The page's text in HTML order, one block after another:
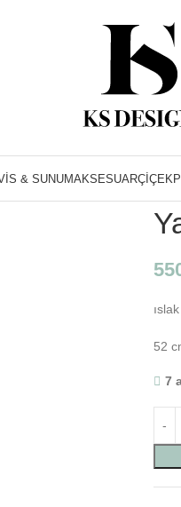
& SUNUMAKSESUARÇIÇEK
Ana
52
7